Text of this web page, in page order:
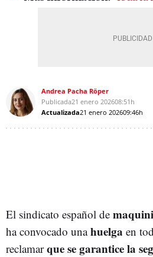
Andrea Pacha Röper
Publicada21 enero 202608:51h
Actualizada21 enero 202609:46h
El sindicato español de
ha convocado unahuelga en
reclamarque se garantice la